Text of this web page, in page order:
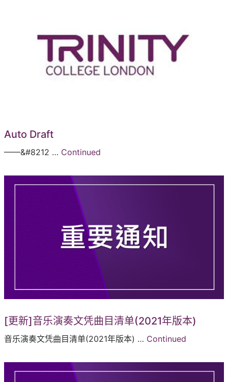
Auto Draft
——&#8212 … Continued
[更新]音乐演奏文凭曲目清单(2021年版本)
音乐演奏文凭曲目清单(2021年版本) … Continued